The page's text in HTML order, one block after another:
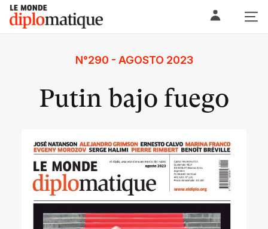
Skip
content
Le monde diplomatique
N°290 - AGOSTO 2023
Putin bajo fuego